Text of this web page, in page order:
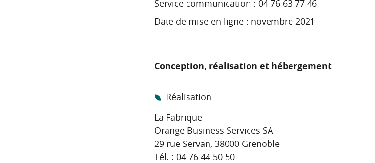
Service communication : 04 76 63 77 46
Date de mise en ligne : novembre 2021
Conception, réalisation et hébergement
Réalisation
La Fabrique
Orange Business Services SA
29 rue Servan, 38000 Grenoble
Tél. : 04 76 44 50 50